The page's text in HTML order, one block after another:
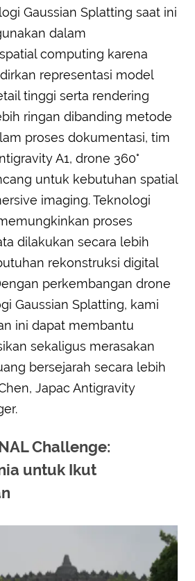
Gaussian Splatting saat ini
dalam
computing karena
representasi model
tinggi serta rendering
ringan dibanding metode
proses dokumentasi, tim
A1, drone 360°
untuk kebutuhan spatial
imaging. Teknologi
proses
dilakukan secara lebih
rekonstruksi digital
perkembangan drone
Gaussian Splatting, kami
ini dapat membantu
sekaligus merasakan
bersejarah secara lebih
Japac Antigravity
Challenge:
untuk Ikut